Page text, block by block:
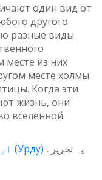
один вид от
другого
разные виды
месте из них
месте холмы
Когда эти
жизнь, они
вселенной.
یہ تحریر (Урду)